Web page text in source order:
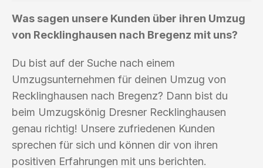
Was sagen unsere Kunden über ihren Umzug
von Recklinghausen nach Bregenz mit uns?
Du bist auf der Suche nach einem
Umzugsunternehmen für deinen Umzug von
Recklinghausen nach Bregenz? Dann bist du
beim Umzugskönig Dresner Recklinghausen
genau richtig! Unsere zufriedenen Kunden
sprechen für sich und können dir von ihren
positiven Erfahrungen mit uns berichten.